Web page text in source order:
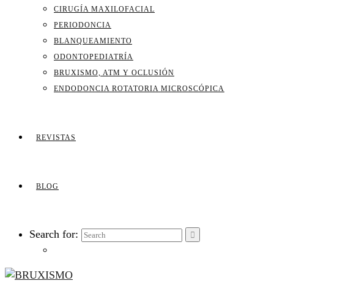
CIRUGÍA MAXILOFACIAL
PERIODONCIA
BLANQUEAMIENTO
ODONTOPEDIATRÍA
BRUXISMO, ATM Y OCLUSIÓN
ENDODONCIA ROTATORIA MICROSCÓPICA
REVISTAS
BLOG
Search for: